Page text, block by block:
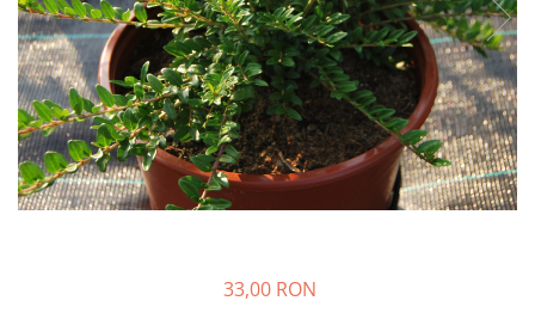
Macris
Lamaita (melisa, roinita)
Chives
Ardei iute
Marar
Alb
Albastru
Portocaliu
Mov
Multicolor
Argintiu
Bicolor
33,00 RON